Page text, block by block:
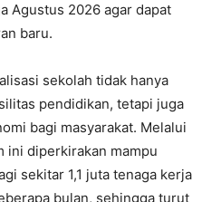
Agustus 2026 agar dapat
baru.
sekolah tidak hanya
pendidikan, tetapi juga
bagi masyarakat. Melalui
ini diperkirakan mampu
sekitar 1,1 juta tenaga kerja
bulan, sehingga turut